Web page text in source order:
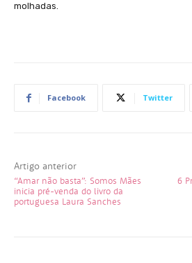
molhadas.
Facebook Twitter
Artigo anterior
“Amar não basta”: Somos Mães
inicia pré-venda do livro da
portuguesa Laura Sanches
6